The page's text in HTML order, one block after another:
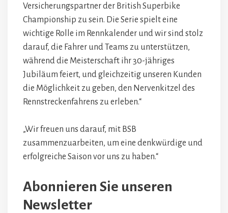
Versicherungspartner der British Superbike
Championship zu sein. Die Serie spielt eine
wichtige Rolle im Rennkalender und wir sind stolz
darauf, die Fahrer und Teams zu unterstützen,
während die Meisterschaft ihr 30-jähriges
Jubiläum feiert, und gleichzeitig unseren Kunden
die Möglichkeit zu geben, den Nervenkitzel des
Rennstreckenfahrens zu erleben.“
„Wir freuen uns darauf, mit BSB
zusammenzuarbeiten, um eine denkwürdige und
erfolgreiche Saison vor uns zu haben.“
Abonnieren Sie unseren
Newsletter